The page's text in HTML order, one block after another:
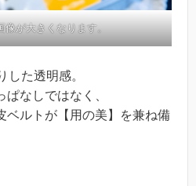
が大きくなります。
した透明感。
なしではなく、
ベルトが【用の美】を兼ね備